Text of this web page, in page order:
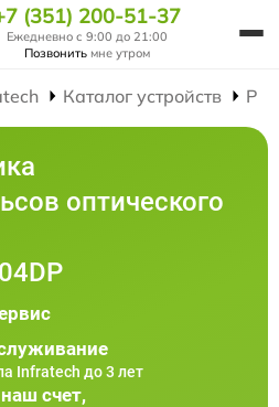
(351) 200-51-37
Ежедневно с 9:00 до 21:00
Позвонить мне утром
Каталог устройств
оптического
Infratech до 3 лет
счет,